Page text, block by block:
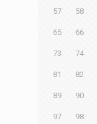
57 58
65 66
73 74
81 82
89 90
97 98